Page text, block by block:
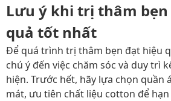
Lưu ý khi trị thâm
quả tốt nhất
Để quá trình trị thâm bẹn đạt hiệu
chú ý đến việc chăm sóc và duy trì
hiện. Trước hết, hãy lựa chọn quần
mát, ưu tiên chất liệu cotton để hạn